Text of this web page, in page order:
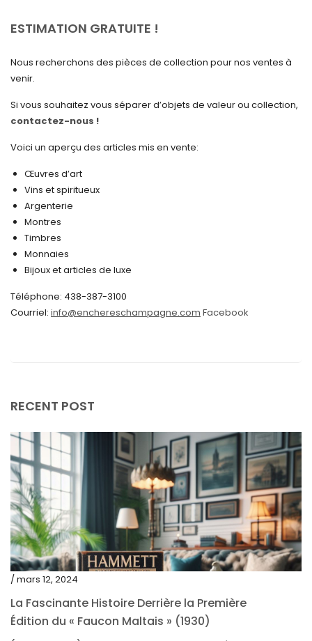
avril 2025
février 2025
décembre 2024
novembre 2024
octobre 2024
septembre 2024
août 2024
juin 2024
mai 2024
avril 2024
octobre 2023
septembre 2023
août 2023
juillet 2023
juin 2023
mai 2023
avril 2023
mars 2023
ESTIMATION GRATUITE !
Nous recherchons des pièces de collection pour nos ventes à
venir.
Si vous souhaitez vous séparer d’objets de valeur ou collection,
contactez-nous !
Voici un aperçu des articles mis en vente:
Œuvres d’art
Vins et spiritueux
Argenterie
Montres
Timbres
Monnaies
Bijoux et articles de luxe
Téléphone: 438-387-3100
Courriel: info@enchereschampagne.com Facebook
RECENT POST
/ mars 12, 2024
La Fascinante Histoire Derrière la Première
Édition du « Faucon Maltais » (1930)